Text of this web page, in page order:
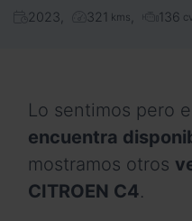
2023 321 kms 136 cv
Lo sentimos pero
encuentra
mostramos otros
CITROEN C4.